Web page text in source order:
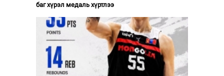
баг хүрэл медаль хүртлээ